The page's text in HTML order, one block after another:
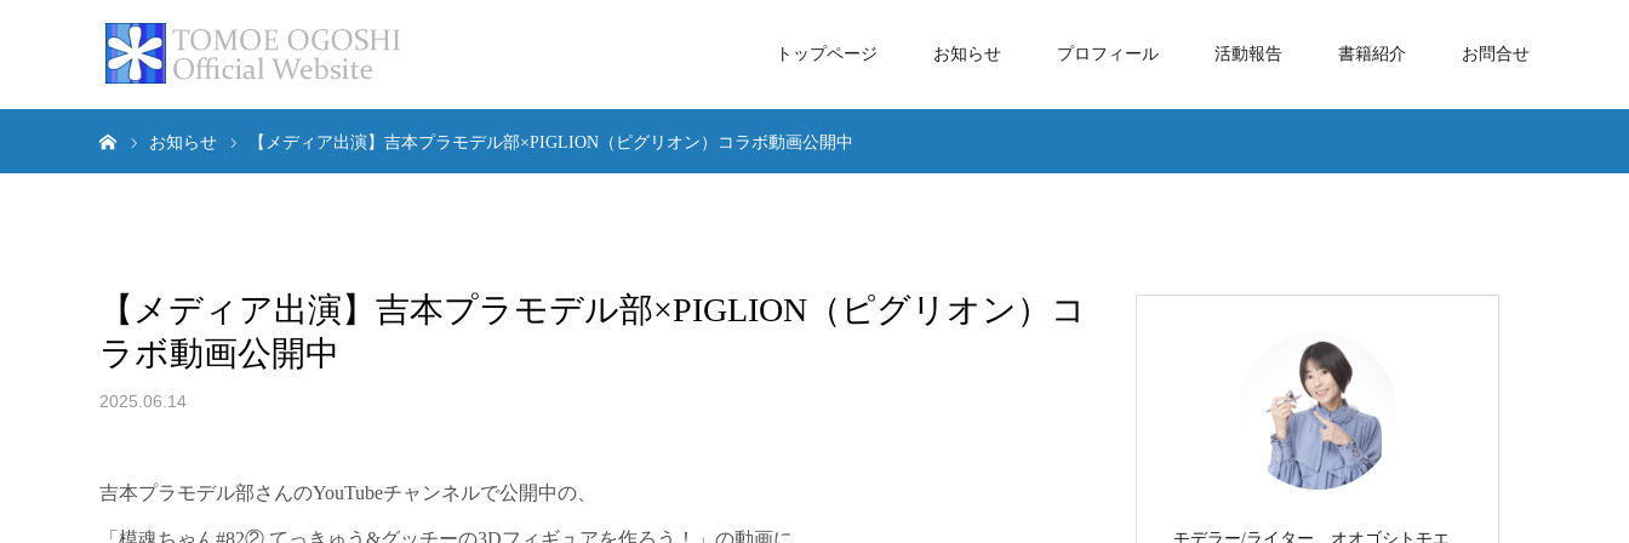
トップページ お知らせ プロフィール 活動報告 書籍紹介 お問合せ
お知らせ 【メディア出演】吉本プラモデル部×PIGLION（ピグリオン）コラボ動画公開中
【メディア出演】吉本プラモデル部×PIGLION（ピグリオン）コ
ラボ動画公開中
2025.06.14
吉本プラモデル部さんのYouTubeチャンネルで公開中の、
「模魂ちゃん#82② てっきゅう&グッチーの3Dフィギュアを作ろう！」の動画に、 モデラー/ライター オオゴシトモエ